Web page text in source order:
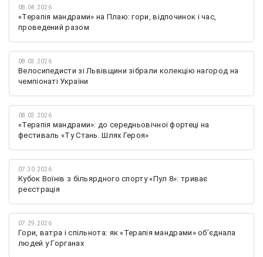
08.04.2026
«Терапія мандрами» на Плаю: гори, відпочинок і час,
проведений разом
08.03.2026
Велосипедисти зі Львівщини зібрали колекцію нагород на
чемпіонаті України
08.03.2026
«Терапія мандрами»: до середньовічної фортеці на
фестиваль «Ту Стань. Шлях Героя»
07.30.2026
Кубок Воїнів з більярдного спорту «Пул 8»: триває
реєстрація
07.29.2026
Гори, ватра і спільнота: як «Терапія мандрами» об’єднала
людей у Горганах